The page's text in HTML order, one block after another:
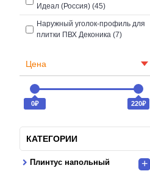
144 Мрамор кирпичный (1)
149 мрамор коричневый (1)
150 Мрамор салатовый (1)
154 Мрамор голубая пастель (1)
156 Мрамор кремовый (1)
158 Мрамор пепельный (1)
160 Мрамор перловый (1)
165 Мрамор (1)
Идеал (Россия) (45)
Наружный уголок-профиль для
плитки ПВХ Деконика (7)
Цена
0₽ 220₽
КАТЕГОРИИ
Плинтус напольный +